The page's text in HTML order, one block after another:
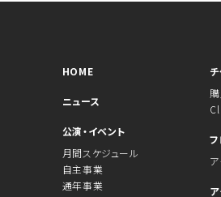
HOME
ニュース
公演・イベント
月間スケジュール
自主事業
通年事業